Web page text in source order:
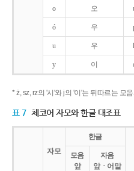
o 오
ó 우
u 우
y 이
* ż, sz, rz의 '시'와 j의 '이'는 뒤따르는 모
표 7 체코어 자모와 한글 대조표
자모
한글
모음
앞
자음
앞ㆍ어말